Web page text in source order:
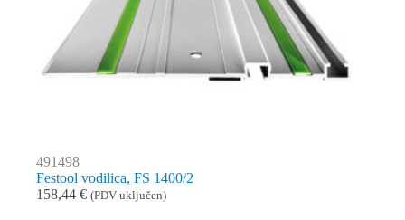
491498
Festool vodilica, FS 1400/2
158,44 € (PDV uključen)